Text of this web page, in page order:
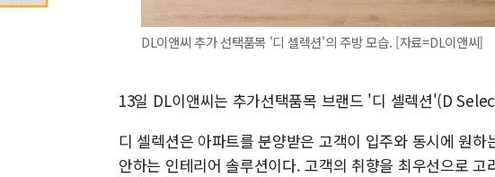
DL이앤씨 추가 선택품목 '디 셀렉션'의 주방 모습. [자료=DL이앤씨]
13일 DL이앤씨는 추가선택품목 브랜드 '디 셀렉션'(D
디 셀렉션은 아파트를 분양받은 고객이 입주와 동시에 원
안하는 인테리어 솔루션이다. 고객의 취향을 최우선으로